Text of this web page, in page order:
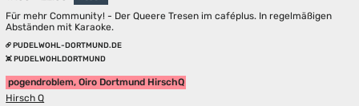
Für mehr Community! - Der Queere Tresen im caféplus. In regelmäßigen
Abständen mit Karaoke.
PUDELWOHL-DORTMUND.DE
PUDELWOHLDORTMUND
pogendroblem, Oiro Dortmund HirschQ
Hirsch Q